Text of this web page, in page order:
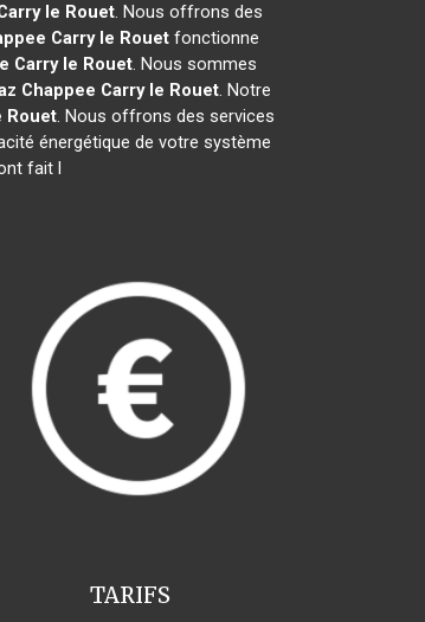
le Rouet. Nous offrons des
Carry le Rouet fonctionne
Carry le Rouet. Nous sommes
Chappee Carry le Rouet. Notre
Rouet. Nous offrons des services
énergétique de votre système
fait l
TARIFS